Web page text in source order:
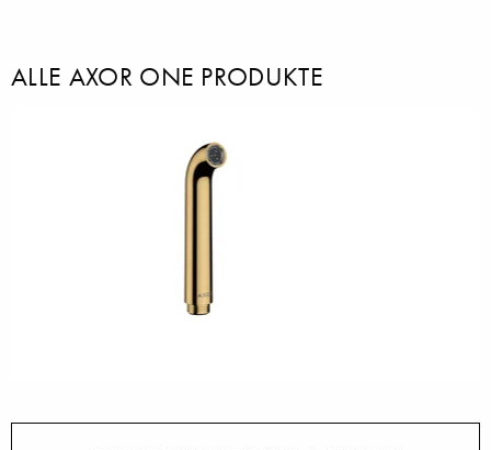
ALLE AXOR ONE PRODUKTE